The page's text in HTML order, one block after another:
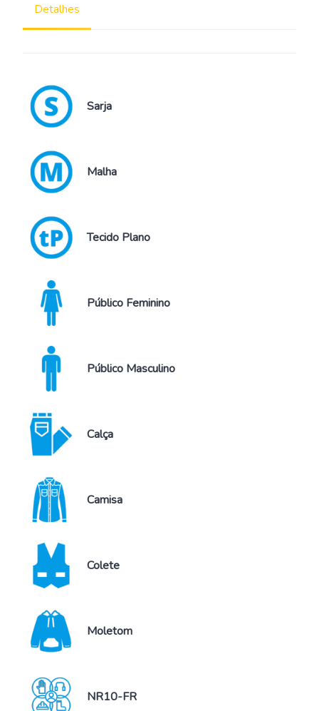
Detalhes
Sarja
Malha
Tecido Plano
Público Feminino
Público Masculino
Calça
Camisa
Colete
Moletom
NR10-FR